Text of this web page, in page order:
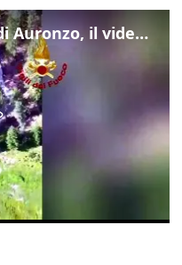
Frana lambisce le case di Auronzo, il video dall'elicottero dei vigili del fuoco